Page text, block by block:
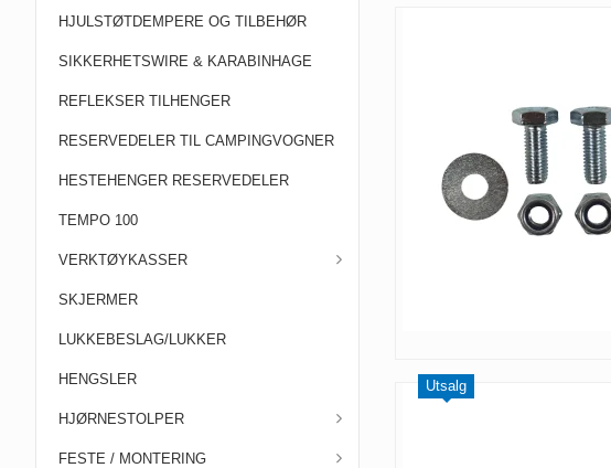
HJULSTØTDEMPERE OG TILBEHØR
SIKKERHETSWIRE & KARABINHAGE
REFLEKSER TILHENGER
RESERVEDELER TIL CAMPINGVOGNER
HESTEHENGER RESERVEDELER
TEMPO 100
VERKTØYKASSER
SKJERMER
LUKKEBESLAG/LUKKER
HENGSLER
HJØRNESTOLPER
FESTE / MONTERING
Utsalg